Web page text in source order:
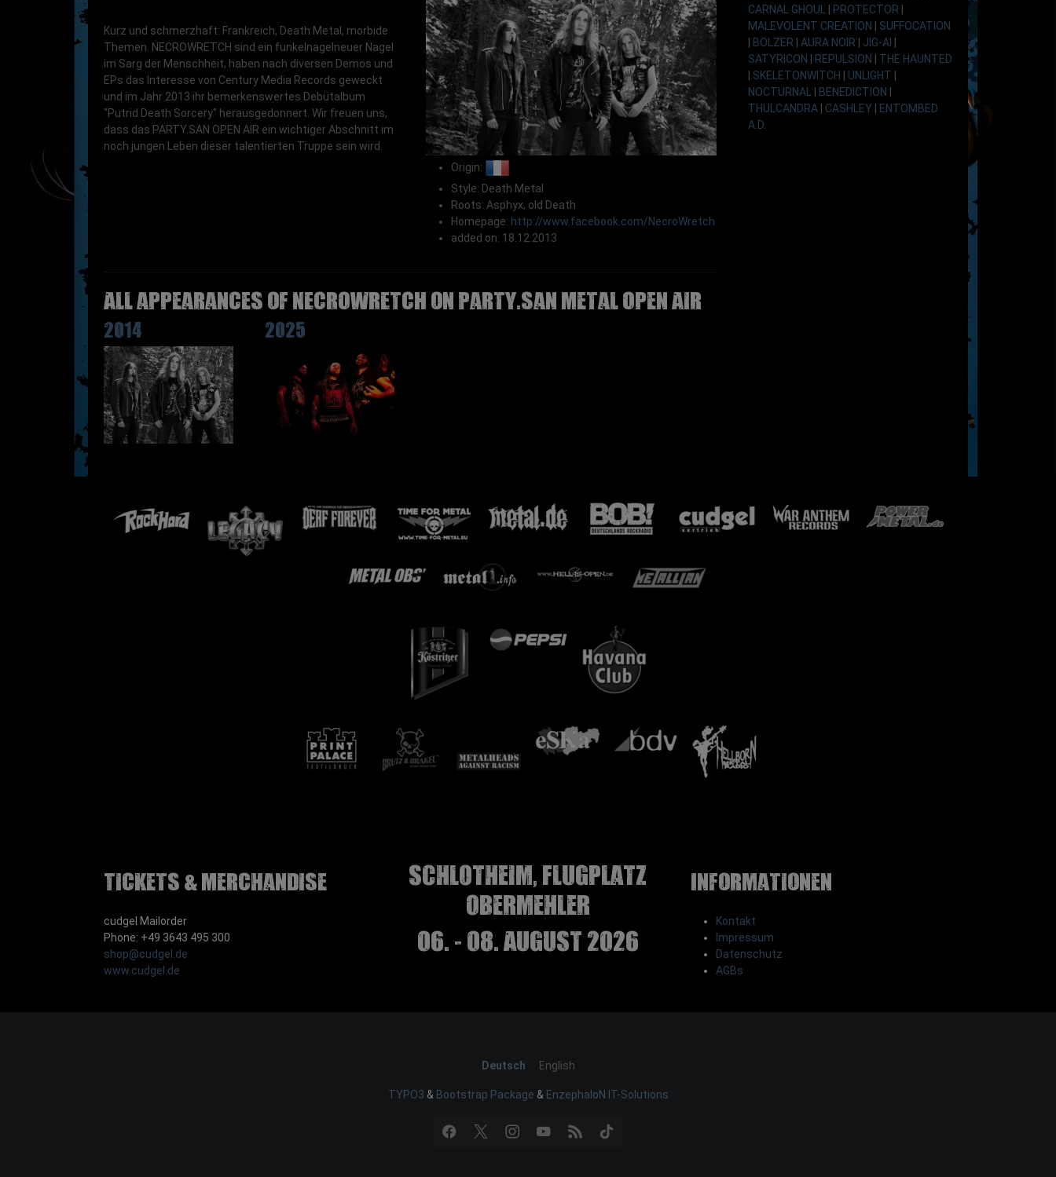
Kurz und schmerzhaft: Frankreich, Death Metal, morbide
Themen. NECROWRETCH sind ein funkelnagelneuer Nagel
im Sarg der Menschheit, haben nach diversen Demos und
EPs das Interesse von Century Media Records geweckt
und im Jahr 2013 ihr bemerkenswertes Debütalbum
"Putrid Death Sorcery" herausgedonnert. Wir freuen uns,
dass das PARTY.SAN OPEN AIR ein wichtiger Abschnitt im
noch jungen Leben dieser talentierten Truppe sein wird.
Origin:
Style: Death Metal
Roots: Asphyx, old Death
Homepage: http://www.facebook.com/NecroWretch
added on: 18.12.2013
All appearances of NECROWRETCH on Party.San Metal Open Air
2014 2025
CARNAL GHOUL
PROTECTOR
MALEVOLENT CREATION
SUFFOCATION
BÖLZER AURA NOIR JIG-AI
SATYRICON
REPULSION
THE HAUNTED
SKELETONWITCH UNLIGHT
NOCTURNAL
BENEDICTION
THULCANDRA
CASHLEY
ENTOMBED
A.D.
Tickets & Merchandise
cudgel Mailorder
Phone: +49 3643 495 300
shop@cudgel.de
www.cudgel.de
Schlotheim, Flugplatz
Obermehler
06. - 08. August 2026
Informationen
Kontakt
Impressum
Datenschutz
AGBs
Deutsch English
TYPO3 & Bootstrap Package & EnzephaloN IT-Solutions
Facebook
X InstagramYouTubeRSS TikTok